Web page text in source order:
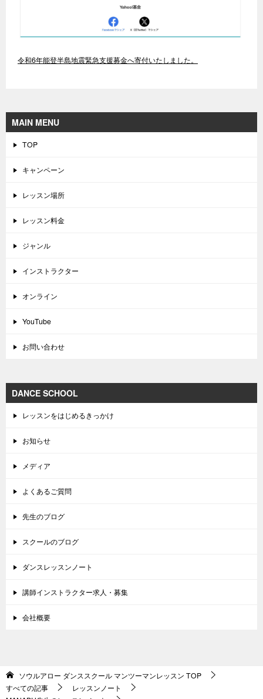
令和6年能登半島地震緊急支援募金へ寄付いたしました。
MAIN MENU
TOP
キャンペーン
レッスン場所
レッスン料金
ジャンル
インストラクター
オンライン
YouTube
お問い合わせ
DANCE SCHOOL
レッスンをはじめるきっかけ
お知らせ
メディア
よくあるご質問
先生のブログ
スクールのブログ
ダンスレッスンノート
講師インストラクター求人・募集
会社概要
ソウルアロー ダンススクール マンツーマンレッスン TOP
すべての記事
レッスンノート